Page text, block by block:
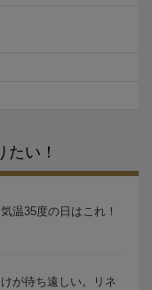
たい！
温35度の日はこれ！
が待ち遠しい。リネ